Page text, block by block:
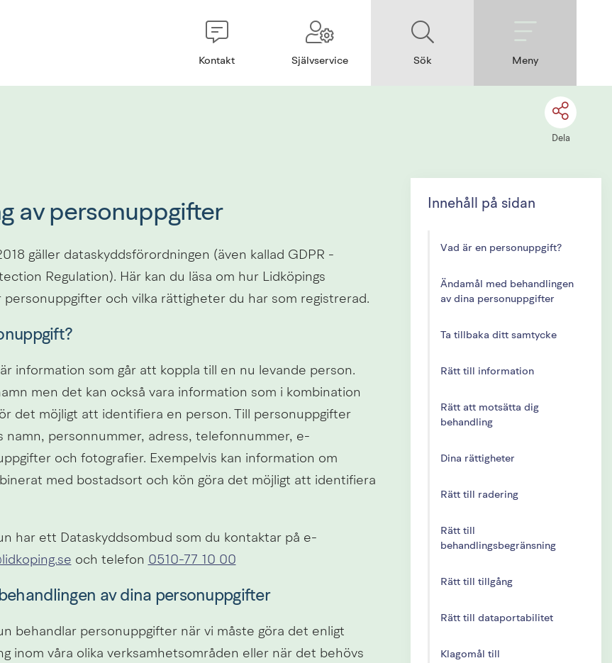
Kontakt Självservice Sök Meny
Dela
av personuppgifter
gäller dataskyddsförordningen (även kallad GDPR -
Regulation). Här kan du läsa om hur Lidköpings
personuppgifter och vilka rättigheter du har som registrerad.
information som går att koppla till en nu levande person.
men det kan också vara information som i kombination
det möjligt att identifiera en person. Till personuppgifter
namn, personnummer, adress, telefonnummer, e-
och fotografier. Exempelvis kan information om
med bostadsort och kön göra det möjligt att identifiera
har ett Dataskyddsombud som du kontaktar på e-
och telefon 0510-77 10 00
av dina personuppgifter
behandlar personuppgifter när vi måste göra det enligt
inom våra olika verksamhetsområden eller när det behövs
Innehåll på sidan
Vad är en personuppgift?
Ändamål med behandlingen
av dina personuppgifter
Ta tillbaka ditt samtycke
Rätt till information
Rätt att motsätta dig
behandling
Dina rättigheter
Rätt till radering
Rätt till
behandlingsbegränsning
Rätt till tillgång
Rätt till dataportabilitet
Klagomål till